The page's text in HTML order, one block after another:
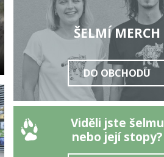
ŠELMÍ MERCH
DO OBCHODU
Viděli jste šelmu
nebo její stopy?